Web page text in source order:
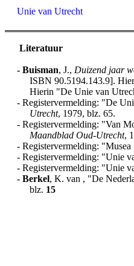
Unie van Utrecht
Literatuur
- Buisman, J., Duizend jaar
ISBN 90.5194.143.9].
Hierin "De Unie van
- Registervermelding: "De
Utrecht, 1979, blz. 65.
- Registervermelding: "Van
Maandblad Oud-Utrecht,
- Registervermelding:
- Registervermelding: "Unie
- Registervermelding: "Unie
- Berkel, K. van , "De
blz. 15